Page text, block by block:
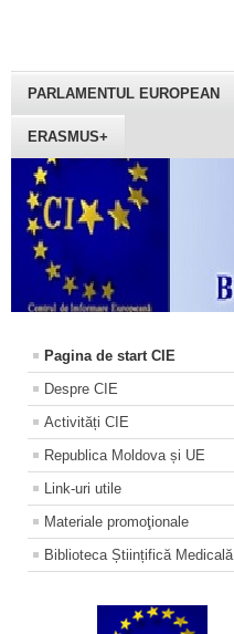
PARLAMENTUL EUROPEAN
ERASMUS+
Pagina de start CIE
Despre CIE
Activități CIE
Republica Moldova și UE
Link-uri utile
Materiale promoţionale
Biblioteca Științifică Medicală